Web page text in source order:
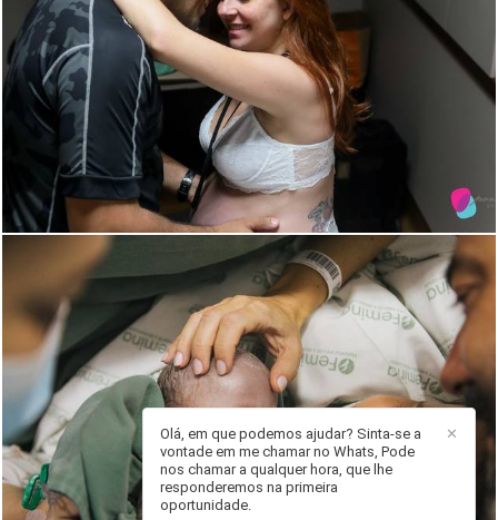
1816 137
615 30
✕
Olá, em que podemos ajudar? Sinta-se a
vontade em me chamar no Whats, Pode
nos chamar a qualquer hora, que lhe
responderemos na primeira
oportunidade.